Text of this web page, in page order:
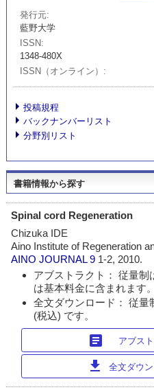
発行元
藍野大学
ISSN
1348-480X
ISSN（オンライン）
投稿規程
バックナンバーリスト
分野別リスト
書籍情報から探す
Spinal cord Regeneration
Chizuka IDE
Aino Institute of Regeneration
AINO JOURNAL 9 1-2, 2010.
アブストラクト： 従量制
は基本料金に含まれます。
全文ダウンロード： 従量
(税込) です。
article アブス
download 全文ダウ